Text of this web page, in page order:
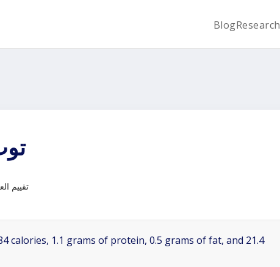
BlogResearch
تقييم
calories, 1.1 grams of protein, 0.5 grams of fat, and 21.4